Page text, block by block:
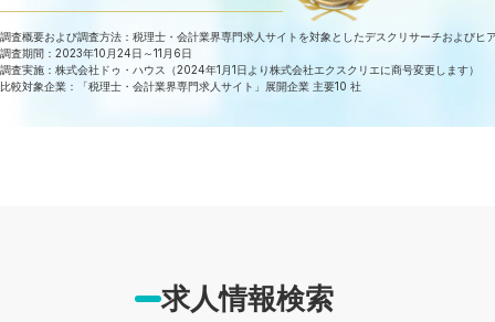
調査概要および調査方法：税理士・会計業界専門求人サイトを対象としたデスクリサーチおよびヒ
調査期間：2023年10月24日～11月6日
調査実施：株式会社ドゥ・ハウス（2024年1月1日より株式会社エクスクリエに商号変更します）
比較対象企業：「税理士・会計業界専門求人サイト」展開企業 主要10 社
求人情報検索